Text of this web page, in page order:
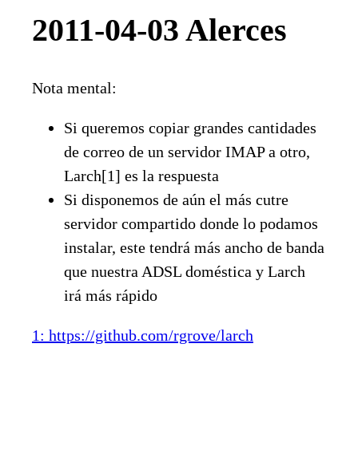
2011-04-03 Alerces
Nota mental:
Si queremos copiar grandes cantidades
de correo de un servidor IMAP a otro,
Larch[1] es la respuesta
Si disponemos de aún el más cutre
servidor compartido donde lo podamos
instalar, este tendrá más ancho de banda
que nuestra ADSL doméstica y Larch
irá más rápido
1: https://github.com/rgrove/larch